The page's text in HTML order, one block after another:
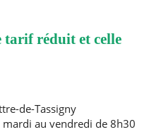
tarif réduit et celle
de-Tassigny
au vendredi de 8h30